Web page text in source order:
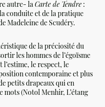
autre- laCarte de Tendre :
conduite et de la pratique
Madeleine de Scudéry.
de la préciosité du
les hommes de l’égoïsme
le respect, le
contemporaine et plus
petits drapeaux qui en
mots (Notol Menhir, L’étang